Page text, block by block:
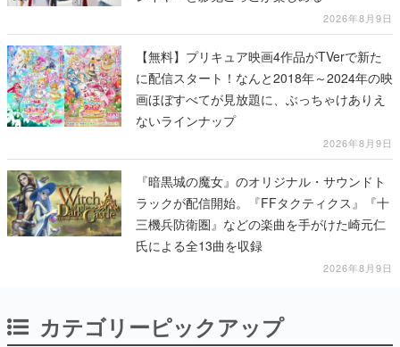
2026年8月9日
【無料】プリキュア映画4作品がTVerで新た
に配信スタート！なんと2018年～2024年の映
画ほぼすべてが見放題に、ぶっちゃけありえ
ないラインナップ
2026年8月9日
『暗黒城の魔女』のオリジナル・サウンドト
ラックが配信開始。『FFタクティクス』『十
三機兵防衛圏』などの楽曲を手がけた崎元仁
氏による全13曲を収録
2026年8月9日
カテゴリーピックアップ